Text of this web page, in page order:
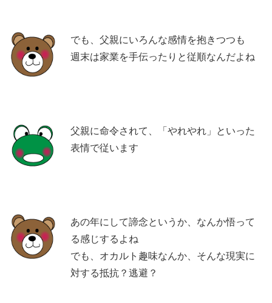
でも、父親にいろんな感情を抱きつつも
週末は家業を手伝ったりと従順なんだよね
父親に命令されて、「やれやれ」といった
表情で従います
あの年にして諦念というか、なんか悟って
る感じするよね
でも、オカルト趣味なんか、そんな現実に
対する抵抗？逃避？